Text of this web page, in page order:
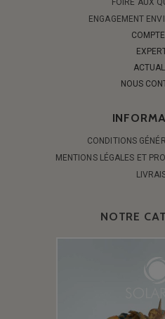
FOIRE AUX
ENGAGEMENT
NOUS
CONDITIONS
MENTIONS LÉGALES ET
NOTRE